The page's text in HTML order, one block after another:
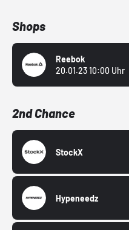
Shops
Reebok
20.01.23 10:00 Uhr
2nd Chance
StockX
Hypeneedz